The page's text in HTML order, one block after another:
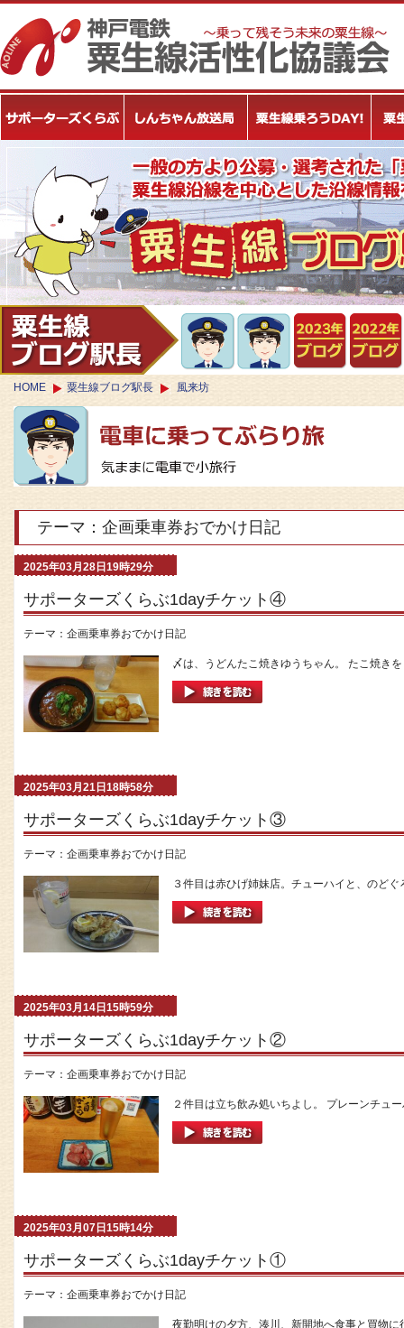
HOME 粟生線ブログ駅長 風来坊
テーマ：企画乗車券おでかけ日記
2025年03月28日19時29分
サポーターズくらぶ1dayチケット④
テーマ： 企画乗車券おでかけ日記
〆は、うどんたこ焼きゆうちゃん。 たこ焼き
2025年03月21日18時58分
サポーターズくらぶ1dayチケット③
テーマ： 企画乗車券おでかけ日記
３件目は赤ひげ姉妹店。チューハイと、のど
2025年03月14日15時59分
サポーターズくらぶ1dayチケット②
テーマ： 企画乗車券おでかけ日記
２件目は立ち飲み処いちよし。 プレーンチュ
2025年03月07日15時14分
サポーターズくらぶ1dayチケット①
テーマ： 企画乗車券おでかけ日記
夜勤明けの夕方、湊川、新開地へ食事と買物